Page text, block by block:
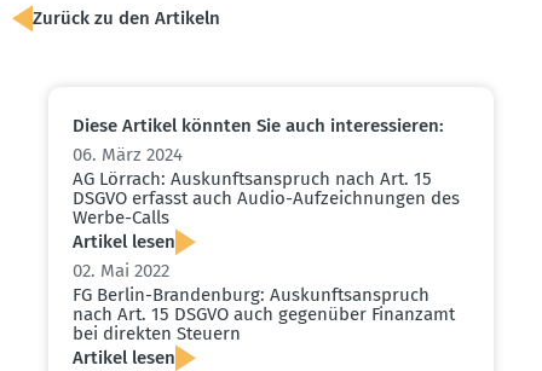
Zurück zu den Artikeln
Diese Artikel könnten Sie auch inter­es­sieren:
06. März 2024
AG Lörrach: Auskunfts­an­spruch nach Art. 15
DSGVO erfasst auch Audio-Aufzeich­nungen des
Werbe-Calls
Artikel lesen
02. Mai 2022
FG Berlin-Brandenburg: Auskunfts­an­spruch
nach Art. 15 DSGVO auch gegenüber Finanzamt
bei direkten Steuern
Artikel lesen